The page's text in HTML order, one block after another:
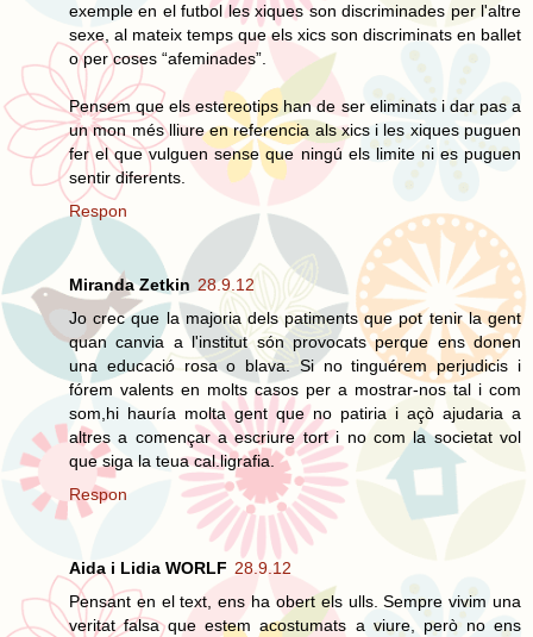
exemple en el futbol les xiques son discriminades per l'altre
sexe, al mateix temps que els xics son discriminats en ballet
o per coses “afeminades”.
Pensem que els estereotips han de ser eliminats i dar pas a
un mon més lliure en referencia als xics i les xiques puguen
fer el que vulguen sense que ningú els limite ni es puguen
sentir diferents.
Respon
Miranda Zetkin 28.9.12
Jo crec que la majoria dels patiments que pot tenir la gent
quan canvia a l'institut són provocats perque ens donen
una educació rosa o blava. Si no tinguérem perjudicis i
fórem valents en molts casos per a mostrar-nos tal i com
som,hi hauría molta gent que no patiria i açò ajudaria a
altres a començar a escriure tort i no com la societat vol
que siga la teua cal.ligrafia.
Respon
Aida i Lidia WORLF 28.9.12
Pensant en el text, ens ha obert els ulls. Sempre vivim una
veritat falsa que estem acostumats a viure, però no ens